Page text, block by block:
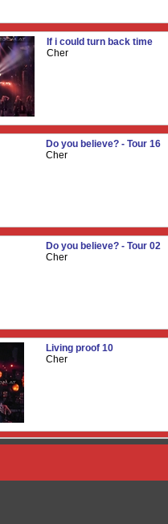
If i could turn back time
Cher
Do you believe? - Tour 16
Cher
Do you believe? - Tour 02
Cher
Living proof 10
Cher